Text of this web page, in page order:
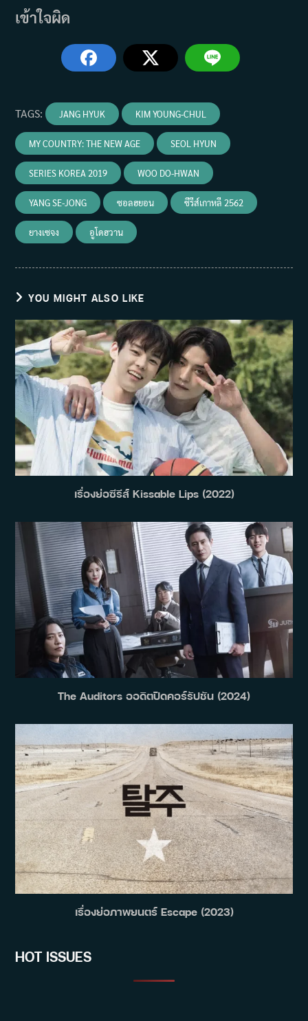
เข้าใจผิด
TAGS: JANG HYUK KIM YOUNG-CHUL
MY COUNTRY: THE NEW AGE SEOL HYUN
SERIES KOREA 2019 WOO DO-HWAN
YANG SE-JONG ซอลฮยอน ซีรีส์เกาหลี 2562
ยางเซจง อูโดฮวาน
YOU MIGHT ALSO LIKE
เรื่องย่อซีรีส์ Kissable Lips (2022)
The Auditors ออดิตปิดคอร์รัปชัน (2024)
เรื่องย่อภาพยนตร์ Escape (2023)
HOT ISSUES